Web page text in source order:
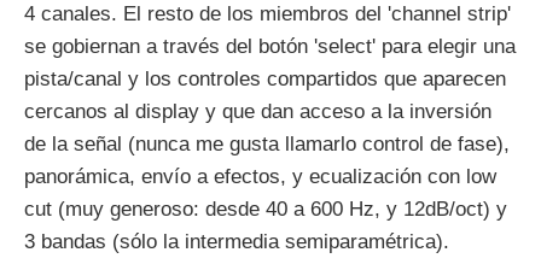
4 canales. El resto de los miembros del 'channel strip'
se gobiernan a través del botón 'select' para elegir una
pista/canal y los controles compartidos que aparecen
cercanos al display y que dan acceso a la inversión
de la señal (nunca me gusta llamarlo control de fase),
panorámica, envío a efectos, y ecualización con low
cut (muy generoso: desde 40 a 600 Hz, y 12dB/oct) y
3 bandas (sólo la intermedia semiparamétrica).